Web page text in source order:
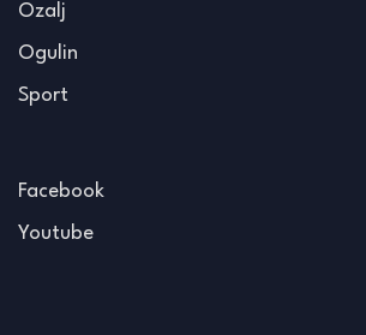
Ozalj
Ogulin
Sport
Facebook
Youtube